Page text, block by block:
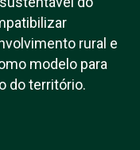
rural e
modelo para
do território.